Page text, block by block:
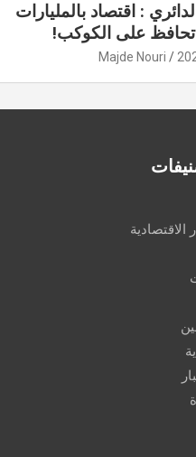
: اقتصاد بالمليارات
على الكوكب!
Majde Nouri
الاقتصادية